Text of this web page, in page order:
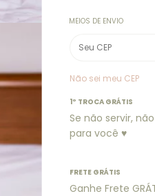
MEIOS DE ENVIO
Não sei meu CEP
1º TROCA GRÁTIS
Se não servir,
para você ♥
FRETE GRÁTIS
Ganhe Frete